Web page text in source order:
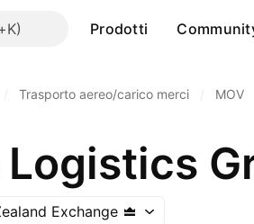
Prodotti
Trasporto aereo/carico merci MOV
Logistics
Exchange